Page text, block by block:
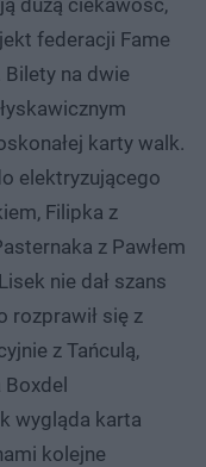
federacji Fame
na dwie
karty walk.
elektryzującego
Filipka z
z Pawłem
nie dał szans
rozprawił się z
z Tańculą,
Boxdel
wygląda karta
kolejne